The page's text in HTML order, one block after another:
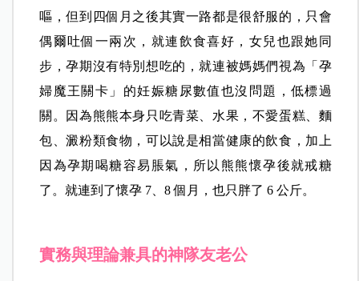
嘔，但到四個月之後其實一路都是很舒服的，只會
偶爾吐個一兩次，就連飲食喜好，女兒也跟她同
步，孕期沒有特別想吃的，就連被媽媽們視為「孕
婦魔王關卡」的妊娠糖尿數值也沒問題，低標過
關。因為熊熊本身只吃青菜、水果，不愛蛋糕、麵
包、澱粉類食物，可以說是相當健康的飲食，加上
因為孕期喝糖容易脹氣，所以熊熊懷孕後就戒糖
了。就連到了懷孕 7、8 個月，也只胖了 6 公斤。
實務與理論兼具的神隊友老公